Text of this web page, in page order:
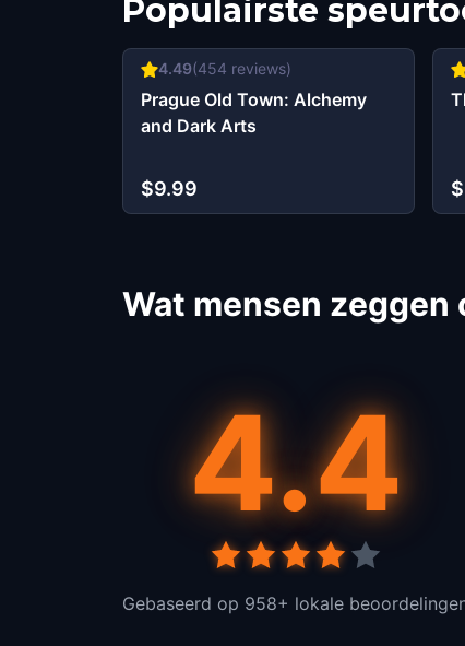
Populairste
4.49(454 reviews)
Prague Old Town: Alchemy
and Dark Arts
$9.99
Wat mensen zeggen
4.4
Gebaseerd op 958+ lokale